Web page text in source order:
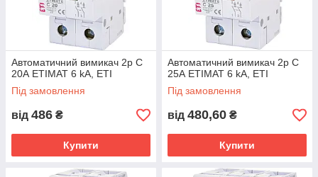
Автоматичний вимикач 2p C
20А ETIMAT 6 kA, ETI
Під замовлення
від 486 ₴
Купити
Автоматичний вимикач 2p C
25А ETIMAT 6 kA, ETI
Під замовлення
від 480,60 ₴
Купити